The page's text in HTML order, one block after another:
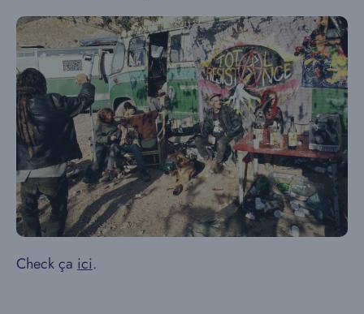
Check ça ici.